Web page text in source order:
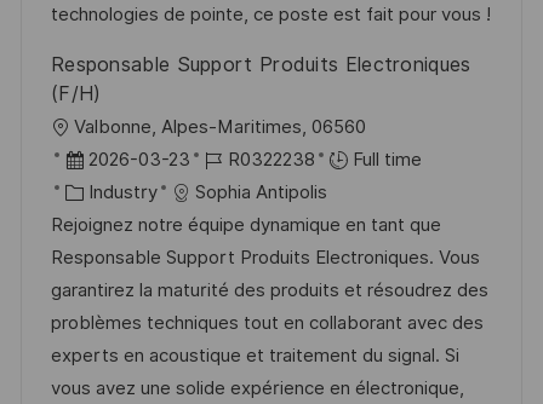
n D
t
o
y
technologies de pointe, ce poste est fait pour vous !
Responsable Support Produits Electroniques
(F/H)
L
o
c
a
t
i
o
n
Valbonne, Alpes-Maritimes, 06560
P
o
s
t
e
d
D
a
2026-03-23
J
o
b
I
d
R0322238
Full time
C
a
t
e
g
o
r
Industry
Sophia Antipolis
Rejoignez notre équipe dynamique en tant que
Responsable Support Produits Electroniques. Vous
garantirez la maturité des produits et résoudrez des
problèmes techniques tout en collaborant avec des
experts en acoustique et traitement du signal. Si
vous avez une solide expérience en électronique,